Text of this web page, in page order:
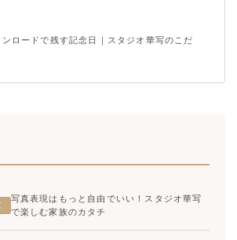
ロードで残す記念日｜スタジオ華写のこだ
写真表現はもっと自由でいい！スタジオ華写
で楽しむ家族のカタチ